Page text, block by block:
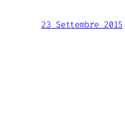
23 Settembre 2015